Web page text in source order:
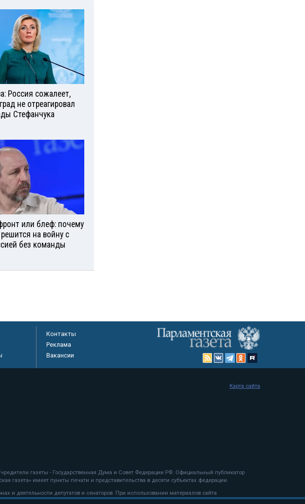
Россия сожалеет,
не отреагировал
Стефанчука
или блеф: почему
на войну с
без команды
Контакты
Реклама
Вакансии
газеты - Государственная Дума и Совет Федерации РФ. Официальный публикатор
газета» имеет пункты печати и представительства в десяти субъектах федерации.
и деятельности депутатов и сенаторов. При использовании материалов сайта
Карта сайта